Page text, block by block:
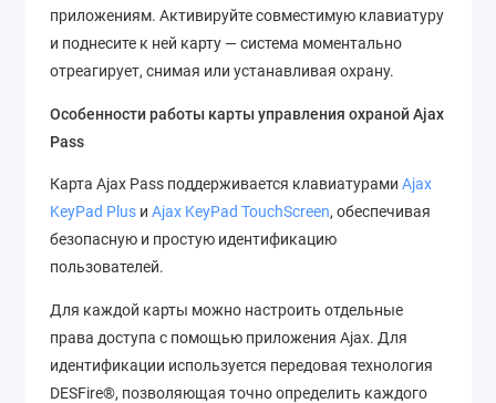
приложениям. Активируйте совместимую клавиатуру
и поднесите к ней карту — система моментально
отреагирует, снимая или устанавливая охрану.
Особенности работы карты управления охраной Ajax
Pass
Карта Ajax Pass поддерживается клавиатурами Ajax
KeyPad Plus и Ajax KeyPad TouchScreen, обеспечивая
безопасную и простую идентификацию
пользователей.
Для каждой карты можно настроить отдельные
права доступа с помощью приложения Ajax. Для
идентификации используется передовая технология
DESFire®, позволяющая точно определить каждого